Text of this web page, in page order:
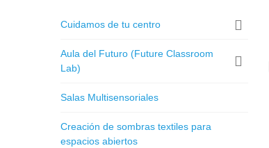
Cuidamos de tu centro
Aula del Futuro (Future Classroom
Lab)
Salas Multisensoriales
Creación de sombras textiles para
espacios abiertos